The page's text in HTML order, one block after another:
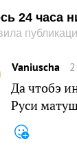
24 часа
Vaniuscha
Да чтобэ
Руси